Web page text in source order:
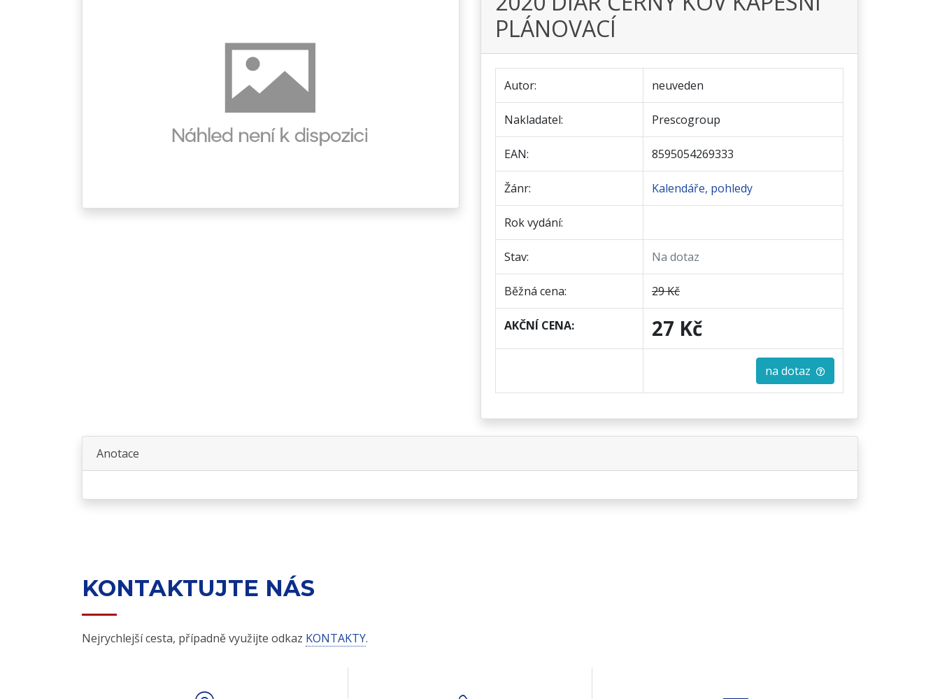
PLÁNOVACÍ
Autor: neuveden
Nakladatel: Prescogroup
EAN: 8595054269333
Žánr: Kalendáře, pohledy
Rok vydání:
Stav: Na dotaz
Běžná cena: 29 Kč
AKČNÍ CENA: 27 Kč
na dotaz
Anotace
KONTAKTUJTE NÁS
Nejrychlejší cesta, případně využijte odkaz KONTAKTY.